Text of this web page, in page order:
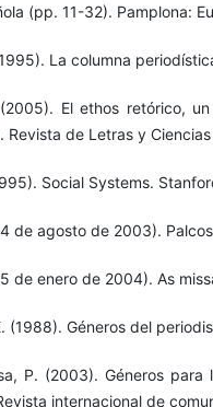
(pp. 11-32). Pamplona:
La columna
El ethos retórico,
Revista de Letras y
Social Systems.
de agosto de 2003).
de enero de 2004). As
(1988). Géneros del
P. (2003). Géneros
internacional de